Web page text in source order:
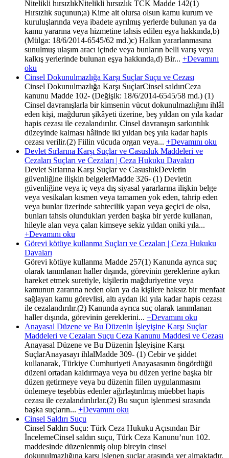
Nitelikli hırsızlıkNitelikli hırsızlık TCK Madde 142(1)
Hırsızlık suçunun;a) Kime ait olursa olsun kamu kurum ve
kuruluşlarında veya ibadete ayrılmış yerlerde bulunan ya da
kamu yararına veya hizmetine tahsis edilen eşya hakkında,b)
(Mülga: 18/6/2014-6545/62 md.)c) Halkın yararlanmasına
sunulmuş ulaşım aracı içinde veya bunların belli varış veya
kalkış yerlerinde bulunan eşya hakkında,d) Bir... +Devamını
oku
Cinsel Dokunulmazlığa Karşı Suçlar Suçu ve Cezası
Cinsel Dokunulmazlığa Karşı SuçlarCinsel saldırıCeza
kanunu Madde 102- (Değişik: 18/6/2014-6545/58 md.) (1)
Cinsel davranışlarla bir kimsenin vücut dokunulmazlığını ihlâl
eden kişi, mağdurun şikâyeti üzerine, beş yıldan on yıla kadar
hapis cezası ile cezalandırılır. Cinsel davranışın sarkıntılık
düzeyinde kalması hâlinde iki yıldan beş yıla kadar hapis
cezası verilir.(2) Fiilin vücuda organ veya... +Devamını oku
Devlet Sırlarına Karşı Suçlar ve Casusluk Maddeleri ve
Cezaları Suçları ve Cezaları | Ceza Hukuku Davaları
Devlet Sırlarına Karşı Suçlar ve CasuslukDevletin
güvenliğine ilişkin belgelerMadde 326- (1) Devletin
güvenliğine veya iç veya dış siyasal yararlarına ilişkin belge
veya vesikaları kısmen veya tamamen yok eden, tahrip eden
veya bunlar üzerinde sahtecilik yapan veya geçici de olsa,
bunları tahsis olundukları yerden başka bir yerde kullanan,
hileyle alan veya çalan kimseye sekiz yıldan oniki yıla...
+Devamını oku
Görevi kötüye kullanma Suçları ve Cezaları | Ceza Hukuku
Davaları
Görevi kötüye kullanma Madde 257(1) Kanunda ayrıca suç
olarak tanımlanan haller dışında, görevinin gereklerine aykırı
hareket etmek suretiyle, kişilerin mağduriyetine veya
kamunun zararına neden olan ya da kişilere haksız bir menfaat
sağlayan kamu görevlisi, altı aydan iki yıla kadar hapis cezası
ile cezalandırılır.(2) Kanunda ayrıca suç olarak tanımlanan
haller dışında, görevinin gereklerini... +Devamını oku
Anayasal Düzene ve Bu Düzenin İşleyişine Karşı Suçlar
Maddeleri ve Cezaları Suçu Ceza Kanunu Maddesi ve Cezası
Anayasal Düzene ve Bu Düzenin İşleyişine Karşı
SuçlarAnayasayı ihlalMadde 309- (1) Cebir ve şiddet
kullanarak, Türkiye Cumhuriyeti Anayasasının öngördüğü
düzeni ortadan kaldırmaya veya bu düzen yerine başka bir
düzen getirmeye veya bu düzenin fiilen uygulanmasını
önlemeye teşebbüs edenler ağırlaştırılmış müebbet hapis
cezası ile cezalandırılırlar.(2) Bu suçun işlenmesi sırasında
başka suçların... +Devamını oku
Cinsel Saldırı Suçu
Cinsel Saldırı Suçu: Türk Ceza Hukuku Açısından Bir
İncelemeCinsel saldırı suçu, Türk Ceza Kanunu’nun 102.
maddesinde düzenlenmiş olup bireyin cinsel
dokunulmazlığına karşı işlenen suçlar arasında yer almaktadır.